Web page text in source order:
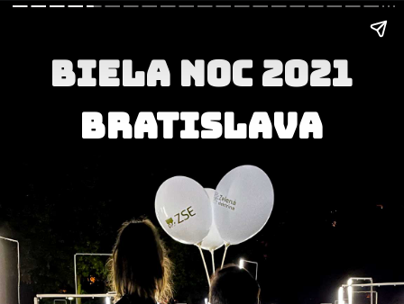
BIELA NOC 2021
Bratislava